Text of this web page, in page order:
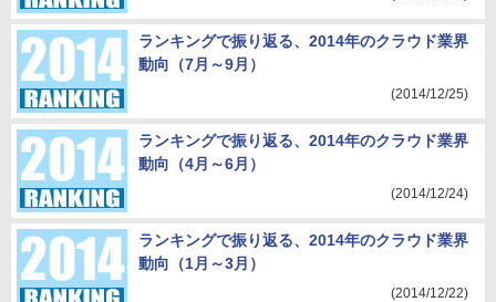
ランキングで振り返る、2014年のクラウド業界
動向（7月～9月）
(2014/12/25)
ランキングで振り返る、2014年のクラウド業界
動向（4月～6月）
(2014/12/24)
ランキングで振り返る、2014年のクラウド業界
動向（1月～3月）
(2014/12/22)